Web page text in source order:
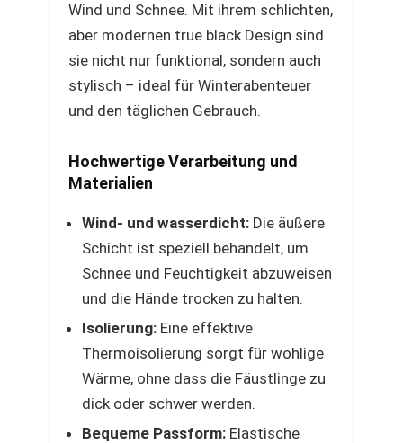
Wind und Schnee. Mit ihrem schlichten,
aber modernen true black Design sind
sie nicht nur funktional, sondern auch
stylisch – ideal für Winterabenteuer
und den täglichen Gebrauch.
Hochwertige Verarbeitung und
Materialien
Wind- und wasserdicht: Die äußere
Schicht ist speziell behandelt, um
Schnee und Feuchtigkeit abzuweisen
und die Hände trocken zu halten.
Isolierung: Eine effektive
Thermoisolierung sorgt für wohlige
Wärme, ohne dass die Fäustlinge zu
dick oder schwer werden.
Bequeme Passform: Elastische